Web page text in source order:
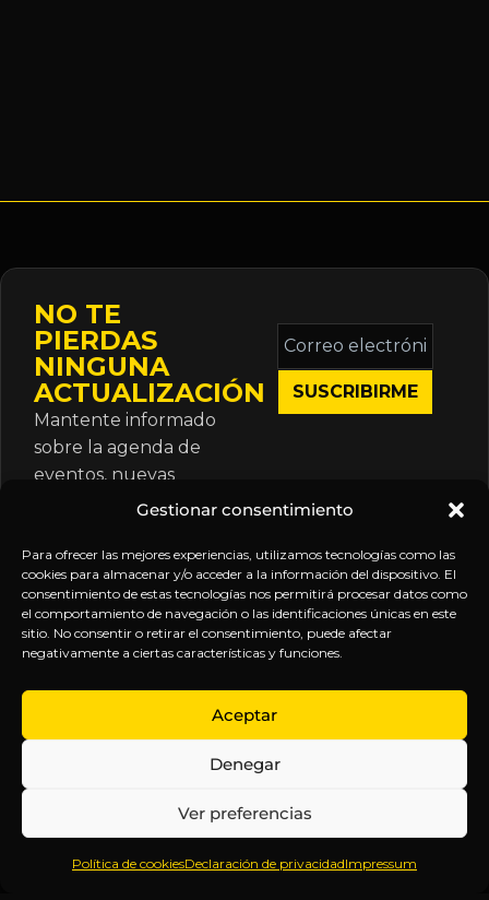
Gestionar consentimiento
Para ofrecer las mejores experiencias, utilizamos tecnologías como las
cookies para almacenar y/o acceder a la información del dispositivo. El
consentimiento de estas tecnologías nos permitirá procesar datos como
el comportamiento de navegación o las identificaciones únicas en este
sitio. No consentir o retirar el consentimiento, puede afectar
negativamente a ciertas características y funciones.
Aceptar
Denegar
Ver preferencias
Política de cookiesDeclaración de privacidadImpressum
NO TE
PIERDAS
NINGUNA
ACTUALIZACIÓN
Mantente informado
sobre la agenda de
eventos, nuevas
publicaciones y
suscripción.
Correo
electrónico
*
Inteligencia
Anticipándonos
EXPLORA
Inicio
Sobre
Contenido
Webinars
LEGAL
Política
de
Términos y
Aviso
SÍGUENOS